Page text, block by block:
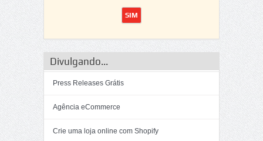
Divulgando...
Press Releases Grátis
Agência eCommerce
Crie uma loja online com Shopify